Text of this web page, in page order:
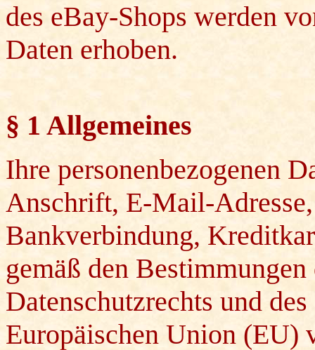
des eBay-Shops werden
Daten erhoben.
§ 1 Allgemeines
Ihre personenbezogenen
Anschrift, E-Mail-
Bankverbindung,
gemäß den Bestimmungen
Datenschutzrechts und
Europäischen Union (EU)